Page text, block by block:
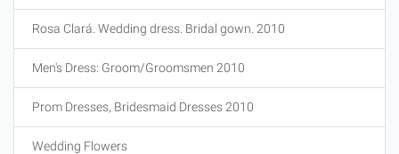
Rosa Clará. Wedding dress. Bridal gown. 2010
Men's Dress: Groom/Groomsmen 2010
Prom Dresses, Bridesmaid Dresses 2010
Wedding Flowers